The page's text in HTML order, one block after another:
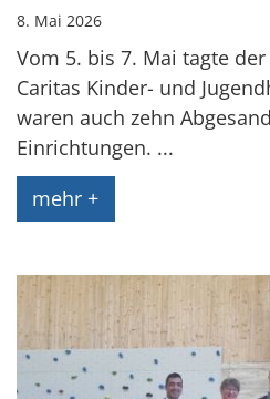
8. Mai 2026
Vom 5. bis 7. Mai tagte
Caritas Kinder- und
waren auch zehn
Einrichtungen. ...
mehr +